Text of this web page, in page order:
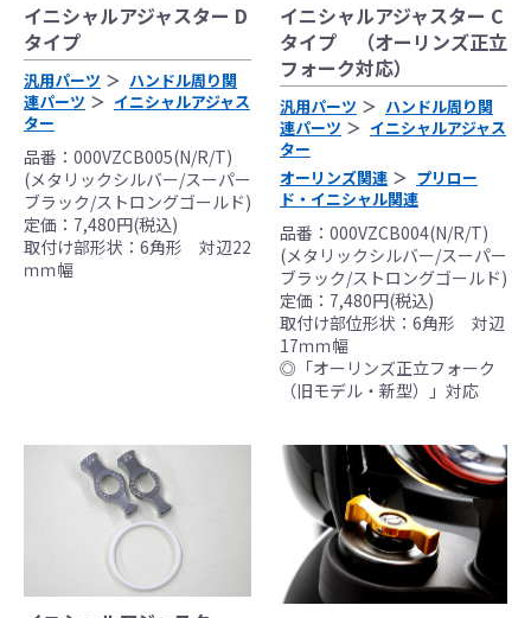
イニシャルアジャスター D
タイプ
汎用パーツ
ハンドル周り関
連パーツ
イニシャルアジャス
ター
品番：000VZCB005(N/R/T)
(メタリックシルバー/スーパー
ブラック/ストロングゴールド)
定価：7,480円(税込)
取付け部形状：6角形 対辺22
ｍｍ幅
イニシャルアジャスター C
タイプ （オーリンズ正立
フォーク対応）
汎用パーツ
ハンドル周り関
連パーツ
イニシャルアジャス
ター
オーリンズ関連
プリロー
ド・イニシャル関連
品番：000VZCB004(N/R/T)
(メタリックシルバー/スーパー
ブラック/ストロングゴールド)
定価：7,480円(税込)
取付け部位形状：6角形 対辺
17ｍｍ幅
◎「オーリンズ正立フォーク
（旧モデル・新型）」対応
●当HP内では、マフラーの取付けイメージをわ
かりやすくするために一般車両に装着した写
真を使用しております。
●レーシングパーツはサーキットにおけるスポ
ーツ走行ならびにレース使用を目的としてお
り公道（※）での使用は出来ません。
●国内で開催される全ての競技に対応するわけ
レースでの使用に際しては、主催者が発行す
る競技規則を確認の上、お客様ご自身の判断
●取り付けについては専門の資格と知識・経験
を有した整備士が、指定のサービスマニュア
ル、指定の基準に基づいた取り付けを行って
ください。
なお、取付時、使用時、その他で起きた全て
の事故、故障に対し保険、保証等は一切無